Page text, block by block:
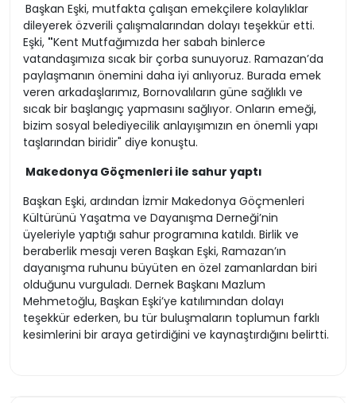
Başkan Eşki, mutfakta çalışan emekçilere kolaylıklar
dileyerek özverili çalışmalarından dolayı teşekkür etti.
Eşki, "Kent Mutfağımızda her sabah binlerce
vatandaşımıza sıcak bir çorba sunuyoruz. Ramazan’da
paylaşmanın önemini daha iyi anlıyoruz. Burada emek
veren arkadaşlarımız, Bornovalıların güne sağlıklı ve
sıcak bir başlangıç yapmasını sağlıyor. Onların emeği,
bizim sosyal belediyecilik anlayışımızın en önemli yapı
taşlarından biridir" diye konuştu.
Makedonya Göçmenleri ile sahur yaptı
Başkan Eşki, ardından İzmir Makedonya Göçmenleri
Kültürünü Yaşatma ve Dayanışma Derneği’nin
üyeleriyle yaptığı sahur programına katıldı. Birlik ve
beraberlik mesajı veren Başkan Eşki, Ramazan’ın
dayanışma ruhunu büyüten en özel zamanlardan biri
olduğunu vurguladı. Dernek Başkanı Mazlum
Mehmetoğlu, Başkan Eşki’ye katılımından dolayı
teşekkür ederken, bu tür buluşmaların toplumun farklı
kesimlerini bir araya getirdiğini ve kaynaştırdığını belirtti.